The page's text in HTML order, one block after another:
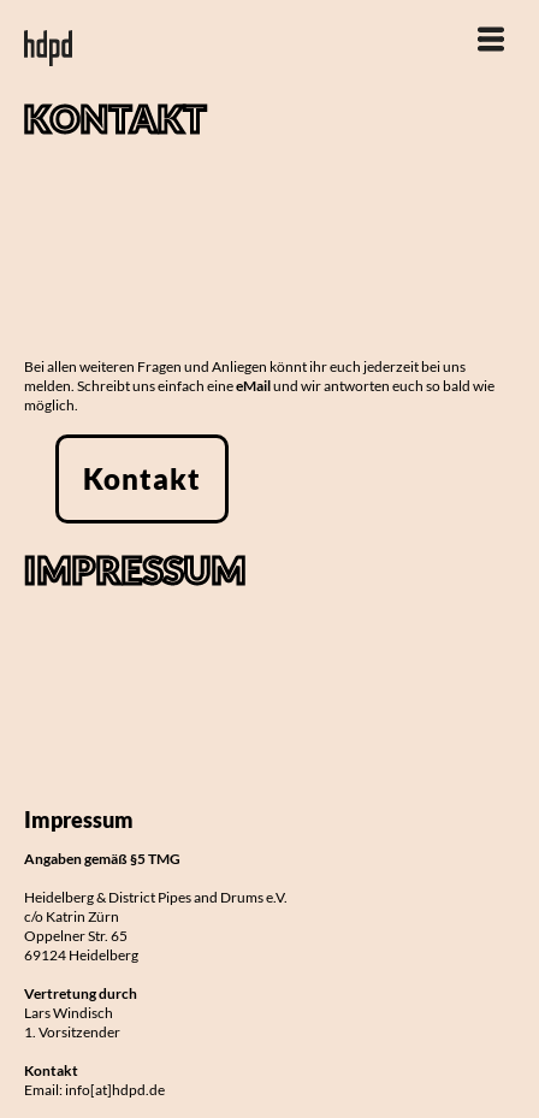
KONTAKT
Bei allen weiteren Fragen und Anliegen könnt ihr euch jederzeit bei uns
melden. Schreibt uns einfach eineeMailund wir antworten euch so bald wie
möglich.
Kontakt
IMPRESSUM
Impressum
Angaben gemäß §5 TMG
Heidelberg & District Pipes and Drums e.V.
c/o Katrin Zürn
Oppelner Str. 65
69124 Heidelberg
Vertretung durch
Lars Windisch
1. Vorsitzender
Kontakt
Email:info[at]hdpd.de